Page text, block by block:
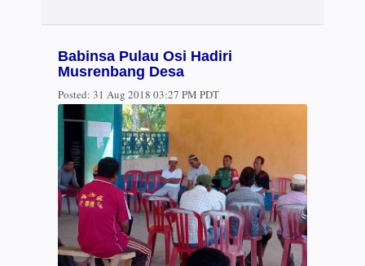
Babinsa Pulau Osi Hadiri
Musrenbang Desa
Posted: 31 Aug 2018 03:27 PM PDT